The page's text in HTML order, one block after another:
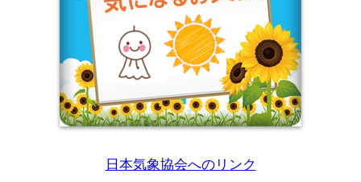
日本気象協会へのリンク